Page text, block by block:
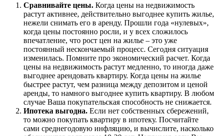
Сравнивайте цены. Когда цены на недвижимость
растут активнее, действительно выгоднее купить жилье,
нежели снимать его в аренду. Прошли года «нулевых»,
когда цены постоянно росли, и у всех сложилось
впечатление, что рост цен на жилье – это уже
постоянный нескончаемый процесс. Сегодня ситуация
изменилась. Помните про экономический расчет. Когда
цены на недвижимость растут медленно, то иногда даже
выгоднее арендовать квартиру. Когда цены на жилье
быстрее растут, чем разница между депозитом и ценой
аренды, то намного выгоднее купить квартиру. В любом
случае Ваша покупательская способность не снижается.
Ипотека выгодна. Если нет собственных сбережений,
то можно покупать квартиру в ипотеку. Посчитайте
сами среднегодовую инфляцию, и вычислите, насколько